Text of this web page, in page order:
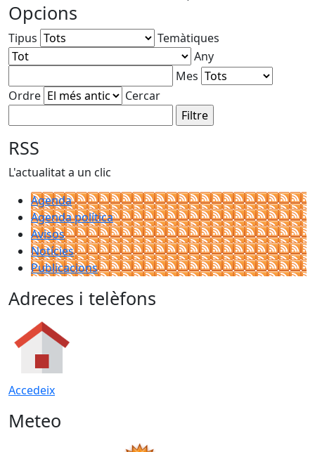
Opcions
Tipus
Temàtiques
Any
Mes
Ordre
Cercar
RSS
L'actualitat a un clic
Agenda
Agenda política
Avisos
Notícies
Publicacions
Adreces i telèfons
Accedeix
Meteo